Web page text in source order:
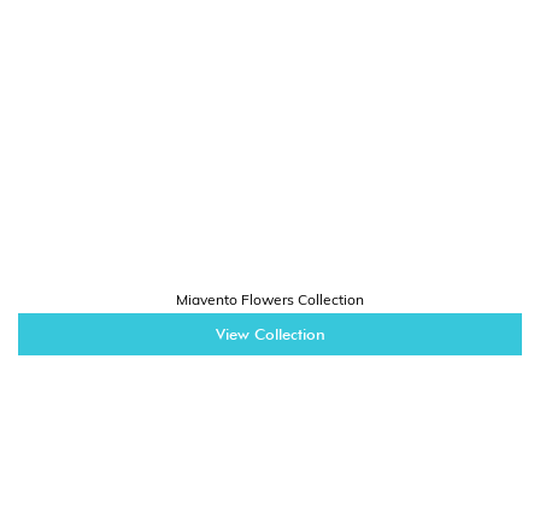
Miavento Flowers Collection
View Collection